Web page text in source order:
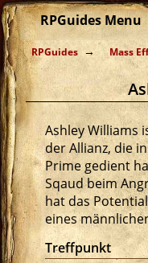
RPGuides Menu
RPGuides Mass
Ashley Williams
der Allianz, die
Prime gedient
Sqaud beim
hat das
eines
Treffpunkt